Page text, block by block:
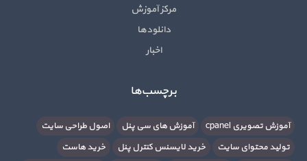
مرکز آموزش
دانلودها
اخبار
برچسب‌ها
آموزش تصویری cpanel آموزش های سی پنل
اصول طراحی سایت
تولید محتوای سایت
خرید لایسنس کنترل پنل
خرید هاست